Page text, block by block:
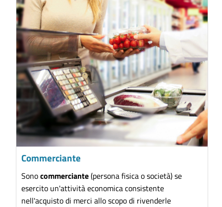
Commerciante
Sonocommerciante(persona fisica o società) se
esercito un'attività economica consistente
nell'acquisto di merci allo scopo di rivenderle